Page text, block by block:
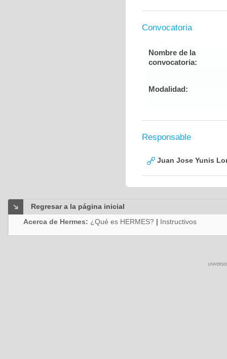
Convocatoria
Nombre de la
convocatoria:
Modalidad:
Responsable
Juan Jose Yunis
Regresar a la página inicial
Acerca de Hermes: ¿Qué es HERMES? | Instructivos